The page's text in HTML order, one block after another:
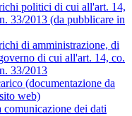
politici di cui all'art. 14,
33/2013 (da pubblicare in
di amministrazione, di
di cui all'art. 14, co.
33/2013
(documentazione da
web)
comunicazione dei dati